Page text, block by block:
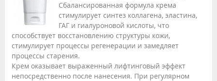
Сбалансированная формула крема
стимулирует синтез коллагена, эластина,
ГАГ и гиалуроновой кислоты, что
способствует восстановлению структуры кожи,
стимулирует процессы регенерации и замедляет
процессы старения.
Крем оказывает выраженный лифтинговый эффект
непосредственно после нанесения. При регулярном